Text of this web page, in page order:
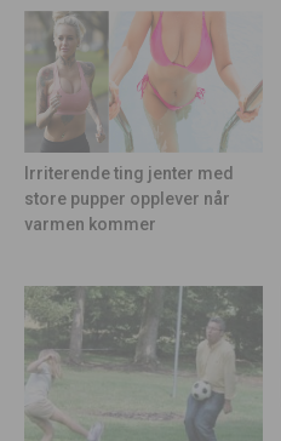
Irriterende ting jenter med
store pupper opplever når
varmen kommer